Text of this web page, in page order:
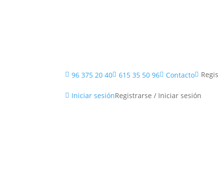
 96 375 20 40 615 35 50 96 Contacto
 Iniciar sesiónRegistrarse / Iniciar sesión